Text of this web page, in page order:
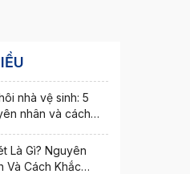
nhà vệ sinh: 5
nhân và cách
Là Gì? Nguyên
Và Cách Khắc